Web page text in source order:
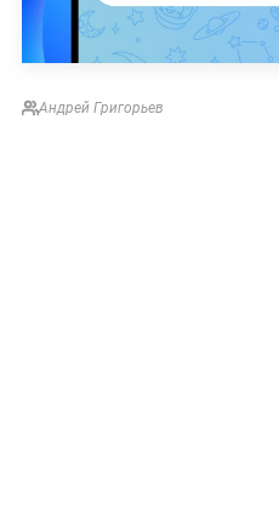
Андрей Григорьев